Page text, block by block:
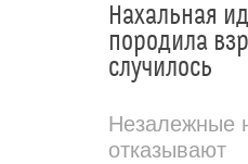
Нахальная
породила
случилось
Незалежные
отказывают